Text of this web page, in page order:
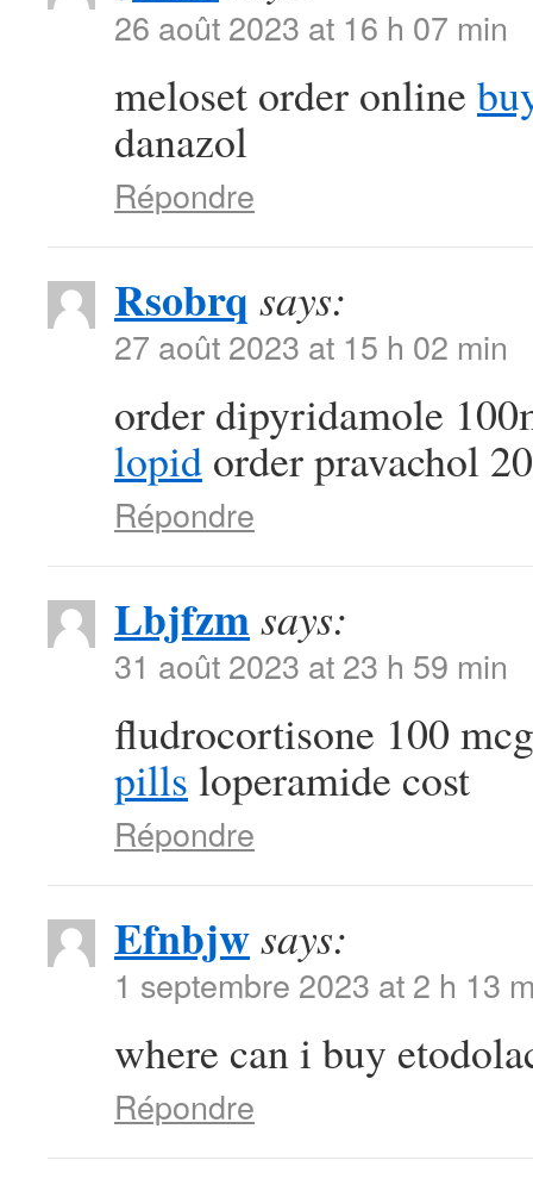
26 août 2023 at 16 h 07 min
meloset order online
danazol
Répondre
Rsobrq says:
27 août 2023 at 15 h 02 min
order dipyridamole
lopid order pravachol
Répondre
Lbjfzmsays:
31 août 2023 at 23 h 59 min
fludrocortisone 100
pills loperamide cost
Répondre
Efnbjwsays:
1 septembre 2023 at 2 h 13
where can i buy
Répondre